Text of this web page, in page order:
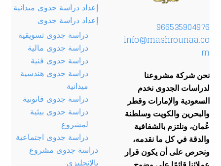
966535904976
info@mashrounaa.co
m
نحن شركة مشروعنا
لدراسات الجدوى نخدم
السعودية والإمارات وقطر
والبحرين والكويت وسلطنة
عُمان، ونلتزم بالشفافية
والدقة في كل ما نقدمه،
ونحرص على أن يكون قرار
إعداد دراسة جدوى ميدانية
إعداد دراسة جدوى
دراسة جدوى تسويقية
دراسة جدوى مالية
دراسة جدوى فنية
دراسة جدوى هندسية
ميدانية
دراسة جدوى قانونية
دراسة جدوى بيئية
لمشروع
دراسة جدوى اجتماعية
دراسة جدوى مشروع
بالإنجليزي